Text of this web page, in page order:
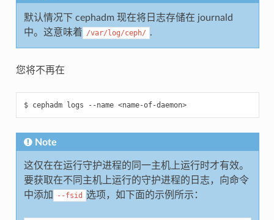
默认情况下 cephadm 现在将日志存储在 journald
中。这意味着 /var/log/ceph/ .
您将不再在
cephadm logs --name <name-of-daemon>
Note
这仅在在运行守护进程的同一主机上运行时才有效。
要获取在不同主机上运行的守护进程的日志，向命令
中添加
--fsid 选项，如下面的示例所示：